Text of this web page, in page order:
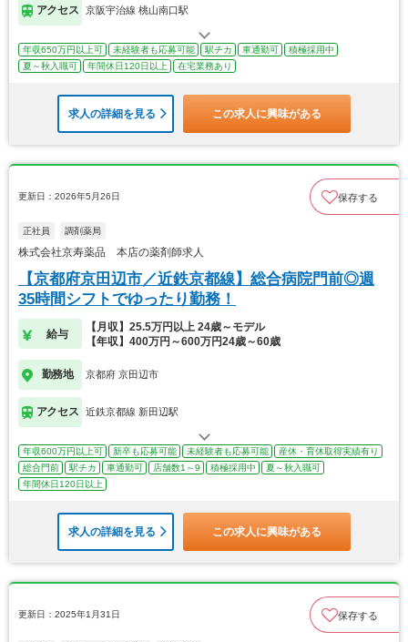
アクセス 京阪宇治線 桃山南口駅
年収650万円以上可 未経験者も応募可能 駅チカ 車通勤可
積極採用中
夏～秋入職可
年間休日120日以上 在宅業務あり
求人の詳細を見る この求人に興味がある
更新日：2026年5月26日 保存する
正社員 調剤薬局
株式会社京寿薬品 本店の薬剤師求人
【京都府京田辺市／近鉄京都線】総合病院門前◎週
35時間シフトでゆったり勤務！
給与
【月収】25.5万円以上 24歳～モデル
【年収】400万円～600万円24歳～60歳
勤務地 京都府 京田辺市
アクセス 近鉄京都線 新田辺駅
年収600万円以上可 新卒も応募可能 未経験者も応募可能
産休・育休取得実績有り
総合門前
駅チカ 車通勤可 店舗数1～9 積極採用中
夏～秋入職可
年間休日120日以上
求人の詳細を見る この求人に興味がある
更新日：2025年1月31日 保存する